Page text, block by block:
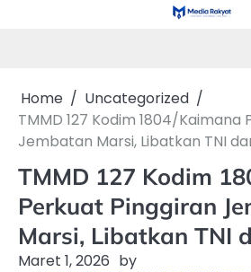
Home
Uncategorized
TMMD 127 Kodim 1804/Kaimana
Jembatan Marsi, Libatkan TNI
TMMD 127 Kodim
Perkuat Pinggiran
Marsi, Libatkan TNI
Maret 1, 2026 by